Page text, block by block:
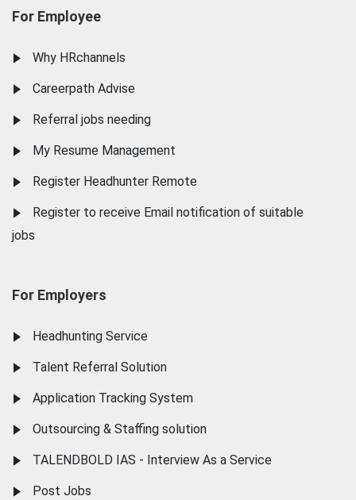
For Employee
Why HRchannels
Careerpath Advise
Referral jobs needing
My Resume Management
Register Headhunter Remote
Register to receive Email notification of suitable
jobs
For Employers
Headhunting Service
Talent Referral Solution
Application Tracking System
Outsourcing & Staffing solution
TALENDBOLD IAS - Interview As a Service
Post Jobs